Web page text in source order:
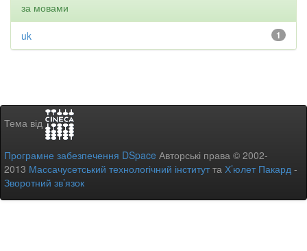
за мовами
1
uk
Тема від
Програмне забезпечення DSpace Авторські права © 2002-
2013 Массачусетський технологічний інститутта Х’юлет Пакард -
Зворотний зв’язок